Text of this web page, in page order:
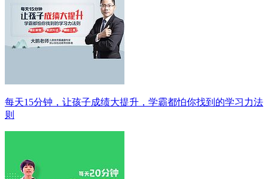
每天15分钟，让孩子成绩大提升，学霸都怕你找到的学习力法
则